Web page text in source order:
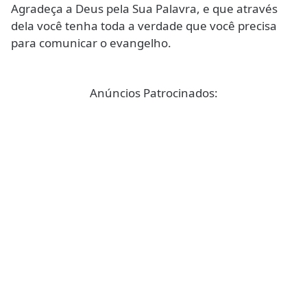
Agradeça a Deus pela Sua Palavra, e que através
dela você tenha toda a verdade que você precisa
para comunicar o evangelho.
Anúncios Patrocinados: